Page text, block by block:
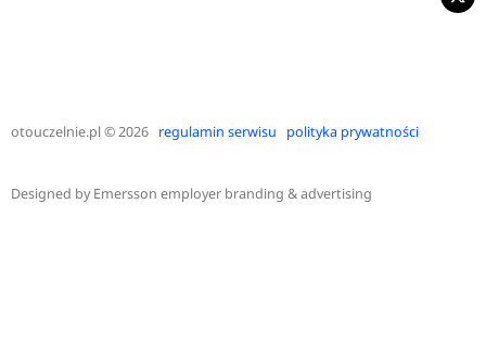
otouczelnie.pl© 2026 regulamin serwisu polityka prywatności
Designed byEmersson employer branding & advertising